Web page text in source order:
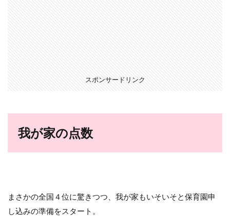
スポンサードリンク
我が家の点数
まさかの全国４位に驚きつつ、我が家もいそいそと保育園申
し込みの準備をスタート。